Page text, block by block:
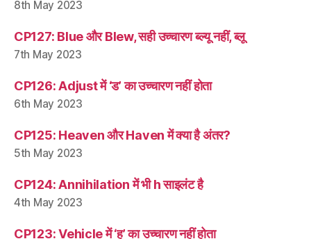
8th May 2023
CP127: Blue और Blew, सही उच्चारण ब्ल्यू नहीं, ब्लू
7th May 2023
CP126: Adjust में ‘ड’ का उच्चारण नहीं होता
6th May 2023
CP125: Heaven और Haven में क्या है अंतर?
5th May 2023
CP124: Annihilation में भी h साइलंट है
4th May 2023
CP123: Vehicle में ‘ह’ का उच्चारण नहीं होता